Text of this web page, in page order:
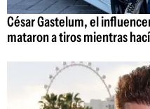
César Gastelum, el
mataron a tiros mientras